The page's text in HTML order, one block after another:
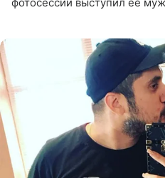
фотосессии выступил ее